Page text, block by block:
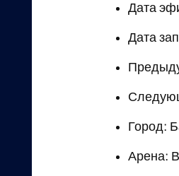
Дата
Дата
Город:
Арена: